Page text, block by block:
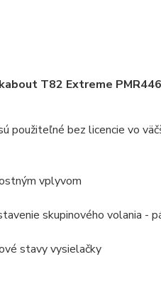
T82 Extreme
použiteľné bez licencie vo
vplyvom
skupinového volania -
stavy vysielačky